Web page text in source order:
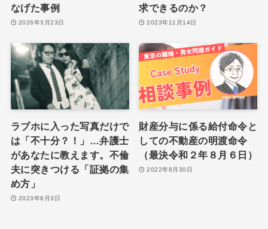
なげた事例
2026年3月23日
求できるのか？
2023年11月14日
ラブホに入った写真だけで
は「不十分？！」…弁護士
があなたに教えます。不倫
夫に突きつける「証拠の集
め方」
2023年8月3日
財産分与に係る給付命令と
しての不動産の明渡命令
（最決令和２年８月６日）
2022年8月30日